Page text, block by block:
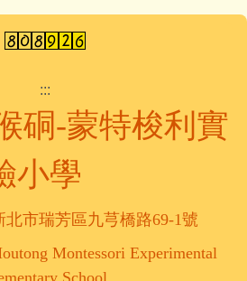
:::
硐-蒙特梭利實
小學
北市瑞芳區九芎橋路69-1號
Montessori Experimental
School